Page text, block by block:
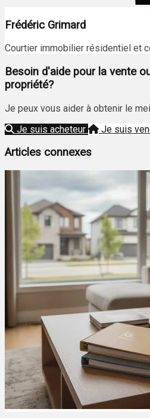
Frédéric Grimard
Courtier immobilier résidentiel et
Besoin d'aide pour la vente
propriété?
Je peux vous aider à obtenir le
Je suis acheteur
Je suis
Articles connexes